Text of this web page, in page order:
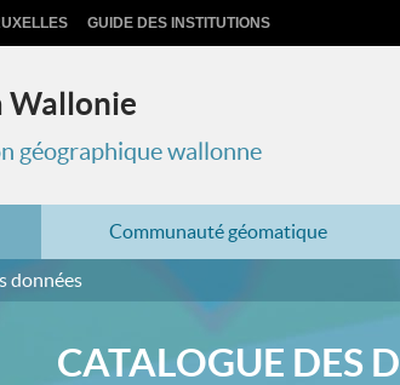
GUIDE DES INSTITUTIONS
Wallonie
géographique wallonne
Communauté géomatique
données
CATALOGUE DES